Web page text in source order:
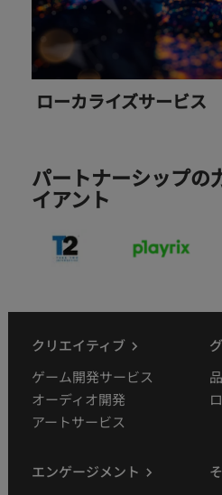
ローカライズサービス
パートナーシップの
イアント
クリエイティブ
ゲーム開発サービス
オーディオ開発
アートサービス
エンゲージメント